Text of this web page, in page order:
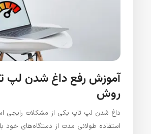
روش
داغ شدن لپ‌ تاپ یکی از مشکلات رایجی
استفاده طولانی‌ مدت از دستگاه‌های خود